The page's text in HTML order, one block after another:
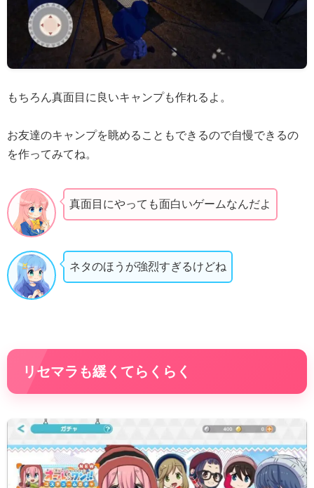
もちろん真面目に良いキャンプも作れるよ。
お友達のキャンプを眺めることもできるので自慢できるの
を作ってみてね。
真面目にやっても面白いゲームなんだよ
ネタのほうが強烈すぎるけどね
リセマラも緩くてらくらく